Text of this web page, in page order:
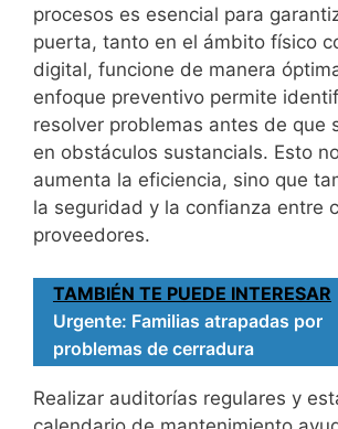
procesos es esencial para
puerta, tanto en el ámbito físico
digital, funcione de manera
enfoque preventivo permite
resolver problemas antes de que
en obstáculos sustancials. Esto
aumenta la eficiencia, sino que
la seguridad y la confianza entre
proveedores.
TAMBIÉN TE PUEDE INTERESAR
Urgente: Familias atrapadas por
problemas de cerradura
Realizar auditorías regulares y